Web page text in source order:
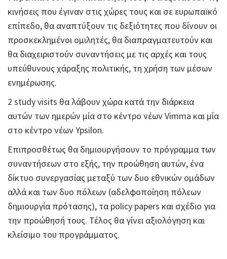
κινήσεις που έγιναν στις χώρες τους και σε ευρωπαϊκό
επίπεδο, θα αναπτύξουν τις δεξιότητες που δίνουν οι
προσκεκλημένοι ομιλητές, θα διαπραγματευτούν και
θα διαχειριστούν συναντήσεις με τις αρχές και τους
υπεύθυνους χάραξης πολιτικής, τη χρήση των μέσων
ενημέρωσης.
2 study visits θα λάβουν χώρα κατά την διάρκεια
αυτών των ημερών μία στο κέντρο νέων Vimma και μία
στο κέντρο νέων Ypsilon.
Επιπροσθέτως θα δημιουργήσουν το πρόγραμμα των
συναντήσεων στο εξής, την προώθηση αυτών, ένα
δίκτυο συνεργασίας μεταξύ των δυο εθνικών ομάδων
αλλά και των δυο πόλεων (αδελφοποίηση πόλεων
δημιουργία πρότασης), τα policy papers και σχέδιο για
την προώθησή τους. Τέλος θα γίνει αξιολόγηση και
κλείσιμο του προγράμματος.